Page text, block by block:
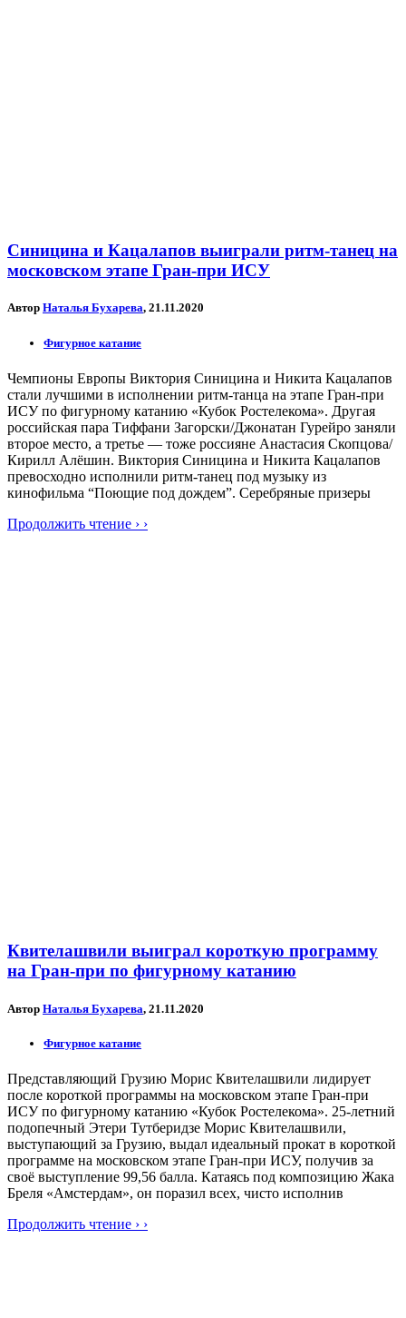
Синицина и Кацалапов выиграли ритм-танец на
московском этапе Гран-при ИСУ
Автор Наталья Бухарева, 21.11.2020
Фигурное катание
Чемпионы Европы Виктория Синицина и Никита Кацалапов
стали лучшими в исполнении ритм-танца на этапе Гран-при
ИСУ по фигурному катанию «Кубок Ростелекома». Другая
российская пара Тиффани Загорски/Джонатан Гурейро заняли
второе место, а третье — тоже россияне Анастасия Скопцова/
Кирилл Алёшин. Виктория Синицина и Никита Кацалапов
превосходно исполнили ритм-танец под музыку из
кинофильма “Поющие под дождем”. Серебряные призеры
Продолжить чтение › ›
Квителашвили выиграл короткую программу
на Гран-при по фигурному катанию
Автор Наталья Бухарева, 21.11.2020
Фигурное катание
Представляющий Грузию Морис Квителашвили лидирует
после короткой программы на московском этапе Гран-при
ИСУ по фигурному катанию «Кубок Ростелекома». 25-летний
подопечный Этери Тутберидзе Морис Квителашвили,
выступающий за Грузию, выдал идеальный прокат в короткой
программе на московском этапе Гран-при ИСУ, получив за
своё выступление 99,56 балла. Катаясь под композицию Жака
Бреля «Амстердам», он поразил всех, чисто исполнив
Продолжить чтение › ›